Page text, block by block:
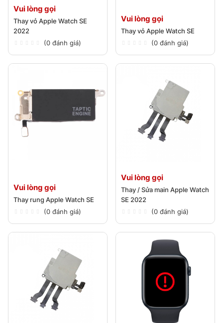
Vui lòng gọi
Thay vỏ Apple Watch SE
2022
(0 đánh giá)
Vui lòng gọi
Thay vỏ Apple Watch SE
(0 đánh giá)
Vui lòng gọi
Thay rung Apple Watch SE
(0 đánh giá)
Vui lòng gọi
Thay / Sửa main Apple Watch
SE 2022
(0 đánh giá)